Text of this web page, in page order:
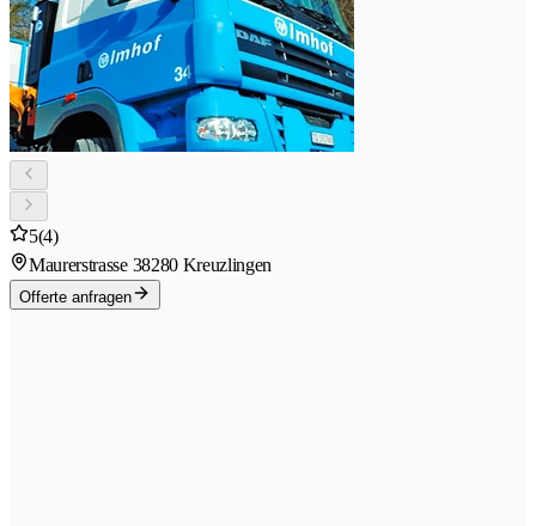
5(4)
Maurerstrasse 38280 Kreuzlingen
Offerte anfragen